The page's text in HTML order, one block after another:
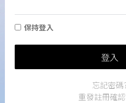
保持登入
登入
忘記密碼
重發註冊確